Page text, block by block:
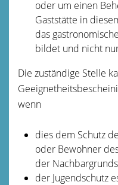
oder um einen
Gaststätte in
das
bildet und nicht
Die zuständige Stelle
wenn
dies dem Schutz
oder Bewohner
der
der Jugendschutz